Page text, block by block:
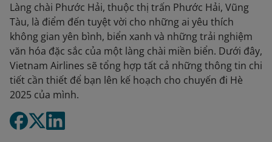
Làng chài Phước Hải, thuộc thị trấn Phước Hải, Vũng
Tàu, là điểm đến tuyệt vời cho những ai yêu thích
không gian yên bình, biển xanh và những trải nghiệm
văn hóa đặc sắc của một làng chài miền biển. Dưới đây,
Vietnam Airlines sẽ tổng hợp tất cả những thông tin chi
tiết cần thiết để bạn lên kế hoạch cho chuyến đi Hè
2025 của mình.